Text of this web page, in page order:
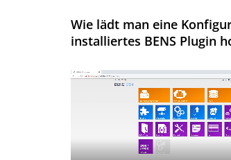
Wie lädt man eine
installiertes BENS Plugin